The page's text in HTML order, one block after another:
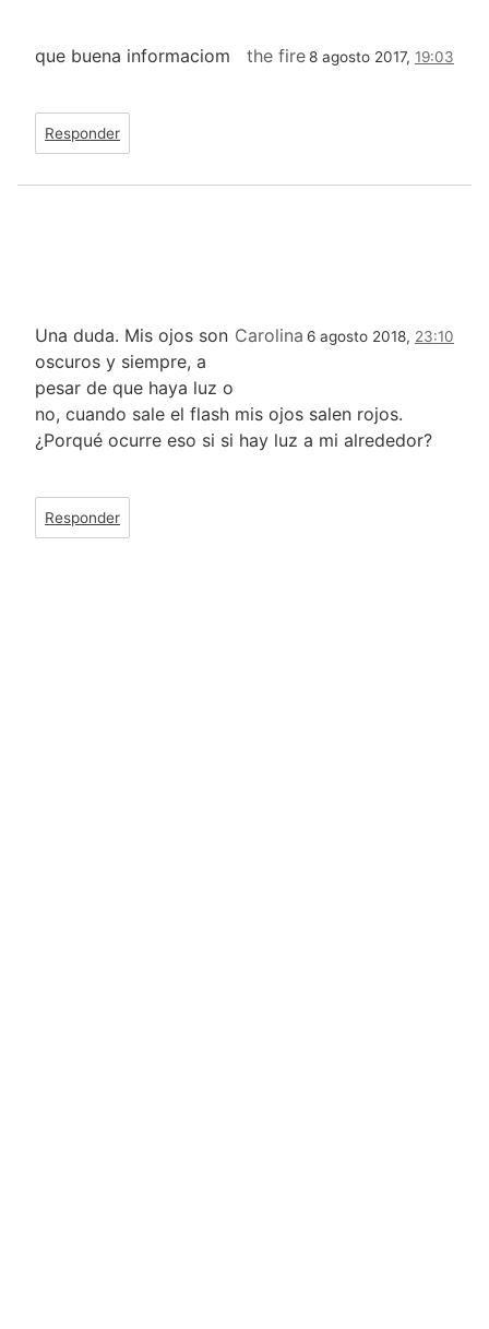
the fire8 agosto 2017, 19:03
que buena informaciom
Responder
Carolina 6 agosto 2018, 23:10
Una duda. Mis ojos son
oscuros y siempre, a
pesar de que haya luz o
no, cuando sale el flash mis ojos salen rojos.
¿Porqué ocurre eso si si hay luz a mi alrededor?
Responder